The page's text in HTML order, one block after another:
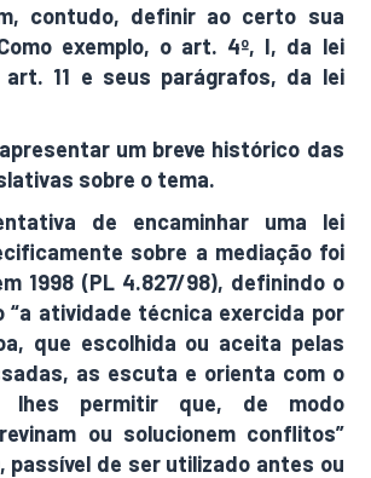
contudo, definir ao certo sua
exemplo, o art. 4º, I, da lei
11 e seus parágrafos, da lei
um breve histórico das
sobre o tema.
de encaminhar uma lei
sobre a mediação foi
1998 (PL 4.827/98), definindo o
atividade técnica exercida por
que escolhida ou aceita pelas
as escuta e orienta com o
lhes permitir que, de modo
ou solucionem conflitos”
passível de ser utilizado antes ou